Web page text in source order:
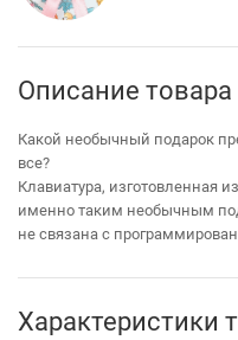
Описание товара
Какой необычный подарок
все?
Клавиатура, изготовленная
именно таким необычным
не связана с
Характеристики